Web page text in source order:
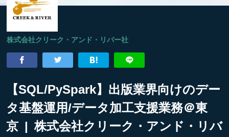
株式会社クリーク・アンド・リバー社
【SQL/PySpark】出版業界向けのデー
タ基盤運用/データ加工支援業務＠東
京 | 株式会社クリーク・アンド・リバ